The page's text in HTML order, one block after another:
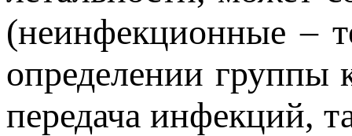
(неинфекционные –
определении группы
передача инфекций,